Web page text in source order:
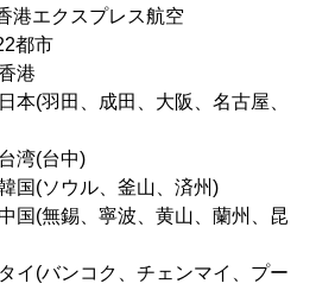
クスプレス航空
市
、大阪、名古屋、
中)
釜山、済州)
波、黄山、蘭州、昆
、チェンマイ、プー